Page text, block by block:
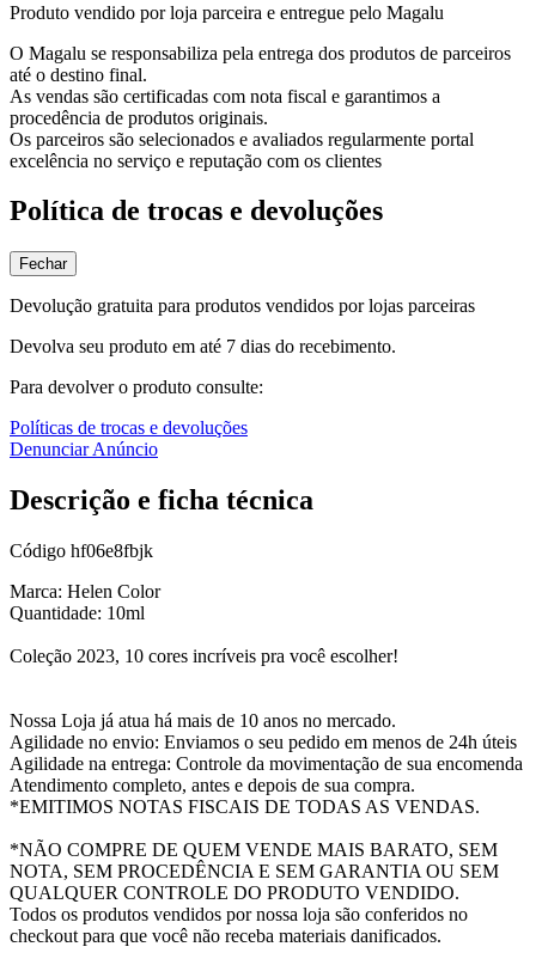
Produto vendido por loja parceira e entregue pelo Magalu
O Magalu se responsabiliza pela entrega dos produtos de parceiros
até o destino final.
As vendas são certificadas com nota fiscal e garantimos a
procedência de produtos originais.
Os parceiros são selecionados e avaliados regularmente portal
excelência no serviço e reputação com os clientes
Política de trocas e devoluções
Fechar
Devolução gratuita para produtos vendidos por lojas parceiras
Devolva seu produto em até 7 dias do recebimento.
Para devolver o produto consulte:
Políticas de trocas e devoluções
Denunciar Anúncio
Descrição e ficha técnica
Código hf06e8fbjk
Marca: Helen Color
Quantidade: 10ml
Coleção 2023, 10 cores incríveis pra você escolher!
Nossa Loja já atua há mais de 10 anos no mercado.
Agilidade no envio: Enviamos o seu pedido em menos de 24h úteis
Agilidade na entrega: Controle da movimentação de sua encomenda
Atendimento completo, antes e depois de sua compra.
*EMITIMOS NOTAS FISCAIS DE TODAS AS VENDAS.
*NÃO COMPRE DE QUEM VENDE MAIS BARATO, SEM
NOTA, SEM PROCEDÊNCIA E SEM GARANTIA OU SEM
QUALQUER CONTROLE DO PRODUTO VENDIDO.
Todos os produtos vendidos por nossa loja são conferidos no
checkout para que você não receba materiais danificados.